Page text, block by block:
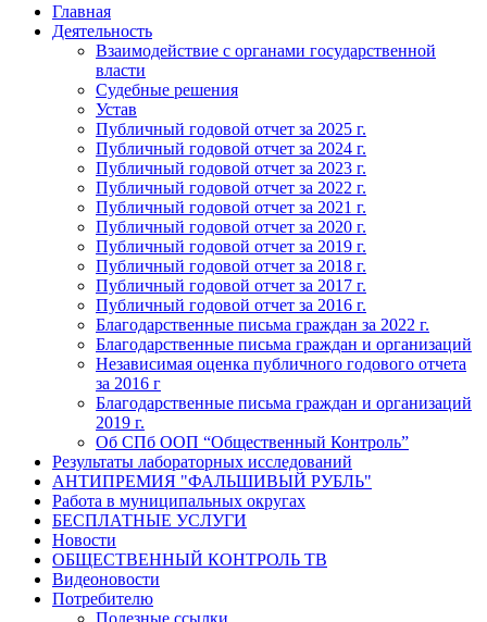
Главная
Деятельность
Взаимодействие с органами государственной
власти
Судебные решения
Устав
Публичный годовой отчет за 2025 г.
Публичный годовой отчет за 2024 г.
Публичный годовой отчет за 2023 г.
Публичный годовой отчет за 2022 г.
Публичный годовой отчет за 2021 г.
Публичный годовой отчет за 2020 г.
Публичный годовой отчет за 2019 г.
Публичный годовой отчет за 2018 г.
Публичный годовой отчет за 2017 г.
Публичный годовой отчет за 2016 г.
Благодарственные письма граждан за 2022 г.
Благодарственные письма граждан и организаций
Независимая оценка публичного годового отчета
за 2016 г
Благодарственные письма граждан и организаций
2019 г.
Об СПб ООП “Общественный Контроль”
Результаты лабораторных исследований
АНТИПРЕМИЯ "ФАЛЬШИВЫЙ РУБЛЬ"
Работа в муниципальных округах
БЕСПЛАТНЫЕ УСЛУГИ
Новости
ОБЩЕСТВЕННЫЙ КОНТРОЛЬ ТВ
Видеоновости
Потребителю
Полезные ссылки